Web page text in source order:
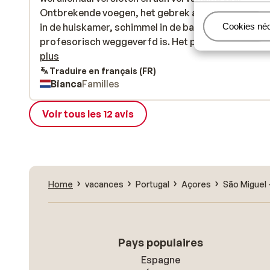
Gérer
Cookies
Ontbrekende voegen, het gebrek aan een fijne
in de huiskamer, schimmel in de badkamer die
profesorisch weggeverfd is. Het personeel was
erg vriendelijk en behulpzaam. Ontbijtbuffet ook
Ontbrekende voegen, het gebrek aan een fijne
in de huiskamer, schimmel in de badkamer die
profesorisch weggeverfd is. Het personeel was
plus
Traduire en français (FR)
BiancaFamilles
Voir tous les 12 avis
Home vacances Portugal Açores São Miguel
Pays populaires
Espagne